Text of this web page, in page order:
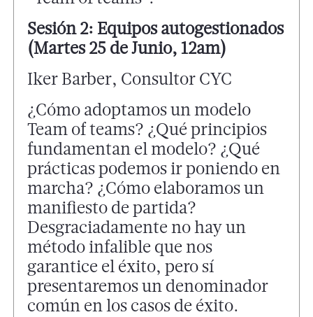
Sesión 2: Equipos autogestionados
(Martes 25 de Junio, 12am)
Iker Barber, Consultor CYC
¿Cómo adoptamos un modelo
Team of teams? ¿Qué principios
fundamentan el modelo? ¿Qué
prácticas podemos ir poniendo en
marcha? ¿Cómo elaboramos un
manifiesto de partida?
Desgraciadamente no hay un
método infalible que nos
garantice el éxito, pero sí
presentaremos un denominador
común en los casos de éxito.